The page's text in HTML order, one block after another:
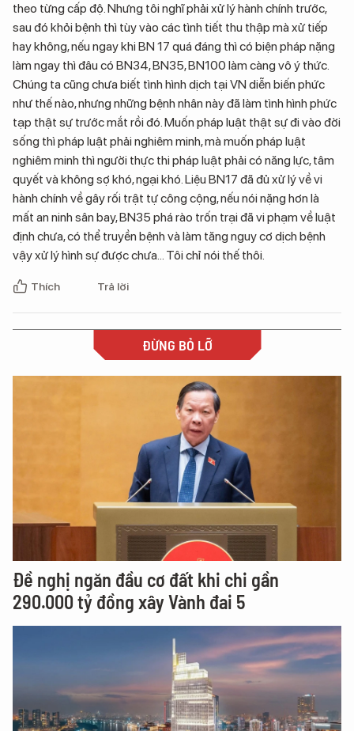
theo từng cấp độ. Nhưng tôi nghĩ phải xử lý hành chính trước,
sau đó khỏi bệnh thì tùy vào các tình tiết thu thập mà xử tiếp
hay không, nếu ngay khi BN 17 quá đáng thì có biện pháp nặng
làm ngay thì đâu có BN34, BN35, BN100 làm càng vô ý thức.
Chúng ta cũng chưa biết tình hình dịch tại VN diễn biến phức
như thế nào, nhưng những bệnh nhân này đã làm tình hình phức
tạp thật sự trước mắt rồi đó. Muốn pháp luật thật sự đi vào đời
sống thì pháp luật phải nghiêm minh, mà muốn pháp luật
nghiêm minh thì người thực thi pháp luật phải có năng lực, tâm
quyết và không sợ khó, ngại khó. Liệu BN17 đã đủ xử lý về vi
hành chính về gây rối trật tự công cộng, nếu nói nặng hơn là
mất an ninh sân bay, BN35 phá rào trốn trại đã vi phạm về luật
định chưa, có thể truyền bệnh và làm tăng nguy cơ dịch bệnh
vậy xử lý hình sự được chưa... Tôi chỉ nói thế thôi.
Thích Trả lời
ĐỪNG BỎ LỠ
Đề nghị ngăn đầu cơ đất khi chi gần
290.000 tỷ đồng xây Vành đai 5